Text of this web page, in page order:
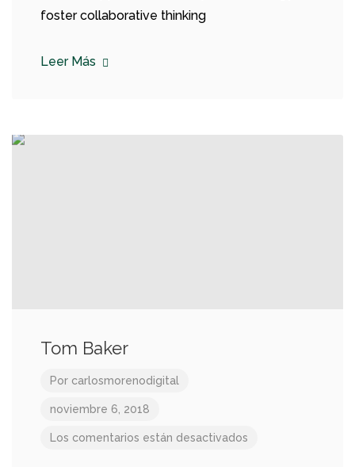
foster collaborative thinking
Leer Más
Tom Baker
Por carlosmorenodigital
noviembre 6, 2018
Los comentarios están desactivados